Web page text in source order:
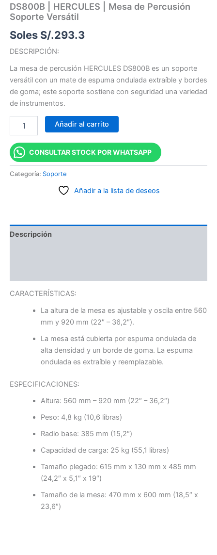
DS800B | HERCULES | Mesa de Percusión
Soporte Versátil
Soles S/.293.3
DESCRIPCIÓN:
La mesa de percusión HERCULES DS800B es un soporte
versátil con un mate de espuma ondulada extraíble y bordes
de goma; este soporte sostiene con seguridad una variedad
de instrumentos.
Añadir al carrito
CONSULTAR STOCK POR WHATSAPP
Categoría: Soporte
Añadir a la lista de deseos
Descripción
CARACTERÍSTICAS:
La altura de la mesa es ajustable y oscila entre 560
mm y 920 mm (22″ – 36,2″).
La mesa está cubierta por espuma ondulada de
alta densidad y un borde de goma. La espuma
ondulada es extraíble y reemplazable.
ESPECIFICACIONES:
Altura: 560 mm – 920 mm (22″ – 36,2″)
Peso: 4,8 kg (10,6 libras)
Radio base: 385 mm (15,2″)
Capacidad de carga: 25 kg (55,1 libras)
Tamaño plegado: 615 mm x 130 mm x 485 mm
(24,2″ x 5,1″ x 19″)
Tamaño de la mesa: 470 mm x 600 mm (18,5″ x
23,6″)